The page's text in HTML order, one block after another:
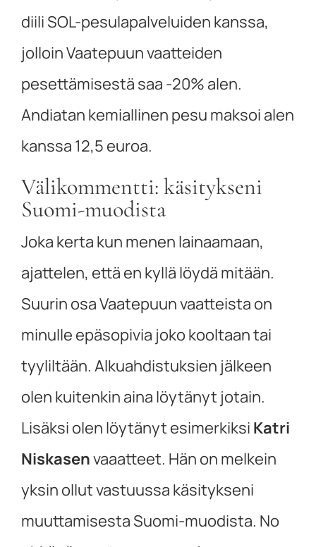
diili SOL-pesulapalveluiden kanssa,
jolloin Vaatepuun vaatteiden
pesettämisestä saa -20% alen.
Andiatan kemiallinen pesu maksoi alen
kanssa 12,5 euroa.
Välikommentti: käsitykseni
Suomi-muodista
Joka kerta kun menen lainaamaan,
ajattelen, että en kyllä löydä mitään.
Suurin osa Vaatepuun vaatteista on
minulle epäsopivia joko kooltaan tai
tyyliltään. Alkuahdistuksien jälkeen
olen kuitenkin aina löytänyt jotain.
Lisäksi olen löytänyt esimerkiksi Katri
Niskasenvaaatteet. Hän on melkein
yksin ollut vastuussa käsitykseni
muuttamisesta Suomi-muodista. No